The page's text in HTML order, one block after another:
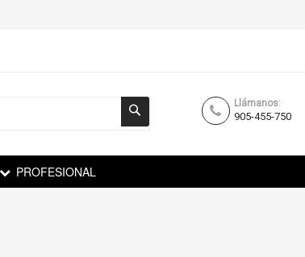
Llámanos:
905-455-750
PROFESIONAL